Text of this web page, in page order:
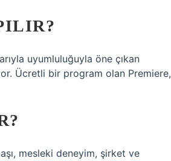
uyumluluğuyla öne çıkan
Ücretli bir program olan Premiere,
mesleki deneyim, şirket ve